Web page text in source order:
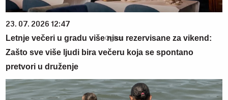
23. 07. 2026 12:47
Letnje večeri u gradu više nisu rezervisane za vikend:
Zašto sve više ljudi bira večeru koja se spontano
pretvori u druženje